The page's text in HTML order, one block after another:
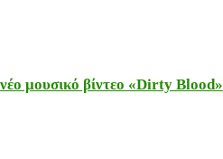
μουσικό βίντεο «Dirty Blood»